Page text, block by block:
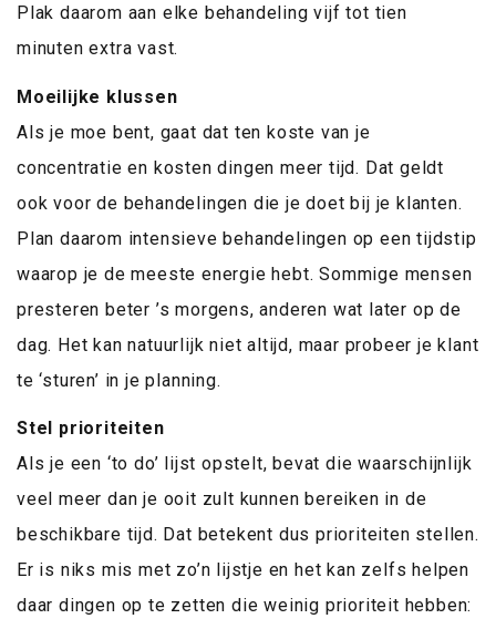
Plak daarom aan elke behandeling vijf tot tien
minuten extra vast.
Moeilijke klussen
Als je moe bent, gaat dat ten koste van je
concentratie en kosten dingen meer tijd. Dat geldt
ook voor de behandelingen die je doet bij je klanten.
Plan daarom intensieve behandelingen op een tijdstip
waarop je de meeste energie hebt. Sommige mensen
presteren beter ’s morgens, anderen wat later op de
dag. Het kan natuurlijk niet altijd, maar probeer je klant
te ‘sturen’ in je planning.
Stel prioriteiten
Als je een ‘to do’ lijst opstelt, bevat die waarschijnlijk
veel meer dan je ooit zult kunnen bereiken in de
beschikbare tijd. Dat betekent dus prioriteiten stellen.
Er is niks mis met zo’n lijstje en het kan zelfs helpen
daar dingen op te zetten die weinig prioriteit hebben: